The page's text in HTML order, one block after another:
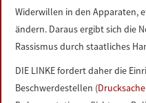
Widerwillen in den Apparaten,
ändern. Daraus ergibt sich die
Rassismus durch staatliches
DIE LINKE fordert daher die
Beschwerdestellen (